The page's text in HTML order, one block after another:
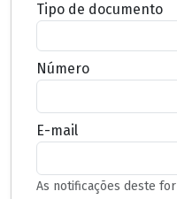
Tipo de documento
Número
E-mail
As notificações deste